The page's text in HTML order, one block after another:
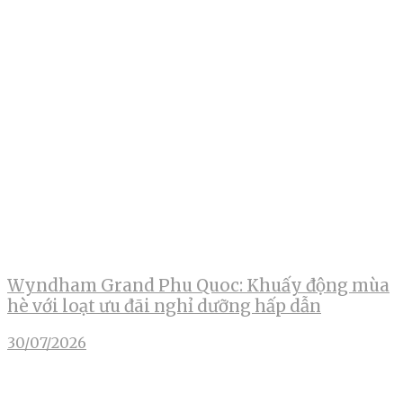
Wyndham Grand Phu Quoc: Khuấy động mùa
hè với loạt ưu đãi nghỉ dưỡng hấp dẫn
30/07/2026